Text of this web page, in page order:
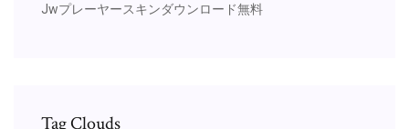
Jwプレーヤースキンダウンロード無料
Tag Clouds